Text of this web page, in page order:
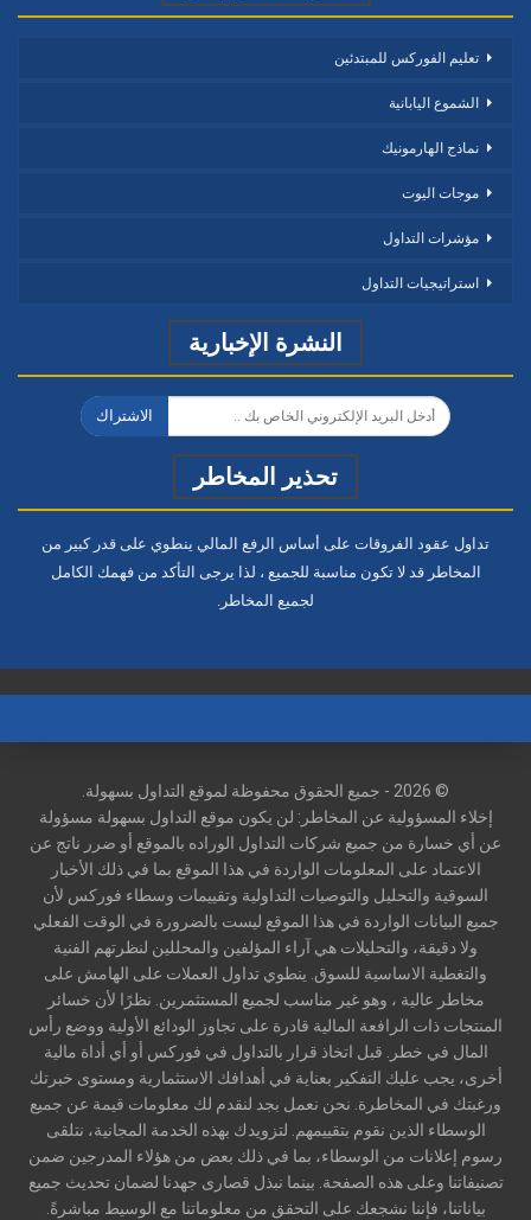
تعليم الفوركس للمبتدئين
الشموع اليابانية
نماذج الهارمونيك
موجات اليوت
مؤشرات التداول
استراتيجيات التداول
النشرة الإخبارية
الاشتراك
تحذير المخاطر
تداول عقود الفروقات على أساس الرفع المالي ينطوي على قدر كبير من
المخاطر قد لا تكون مناسبة للجميع ، لذا يرجى التأكد من فهمك الكامل
لجميع المخاطر.
© 2026 - جميع الحقوق محفوظة لموقع التداول بسهولة.
إخلاء المسؤولية عن المخاطر: لن يكون موقع التداول بسهولة مسؤولة
عن أي خسارة من جميع شركات التداول الوراده بالموقع أو ضرر ناتج عن
الاعتماد على المعلومات الواردة في هذا الموقع بما في ذلك الأخبار
السوقية والتحليل والتوصيات التداولية وتقييمات وسطاء فوركس لأن
جميع البيانات الواردة في هذا الموقع ليست بالضرورة في الوقت الفعلي
ولا دقيقة، والتحليلات هي آراء المؤلفين والمحللين لنظرتهم الفنية
والتغطية الاساسية للسوق. ينطوي تداول العملات على الهامش على
مخاطر عالية ، وهو غير مناسب لجميع المستثمرين. نظرًا لأن خسائر
المنتجات ذات الرافعة المالية قادرة على تجاوز الودائع الأولية ووضع رأس
المال في خطر. قبل اتخاذ قرار بالتداول في فوركس أو أي أداة مالية
أخرى، يجب عليك التفكير بعناية في أهدافك الاستثمارية ومستوى خبرتك
ورغبتك في المخاطرة. نحن نعمل بجد لنقدم لك معلومات قيمة عن جميع
الوسطاء الذين نقوم بتقييمهم. لتزويدك بهذه الخدمة المجانية، نتلقى
رسوم إعلانات من الوسطاء، بما في ذلك بعض من هؤلاء المدرجين ضمن
تصنيفاتنا وعلى هذه الصفحة. بينما نبذل قصارى جهدنا لضمان تحديث جميع
بياناتنا، فإننا نشجعك على التحقق من معلوماتنا مع الوسيط مباشرةً.